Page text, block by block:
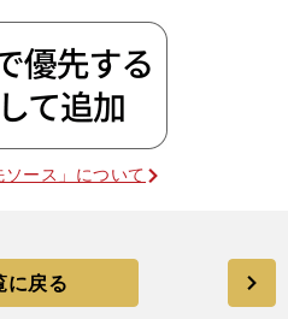
ース」について
に戻る